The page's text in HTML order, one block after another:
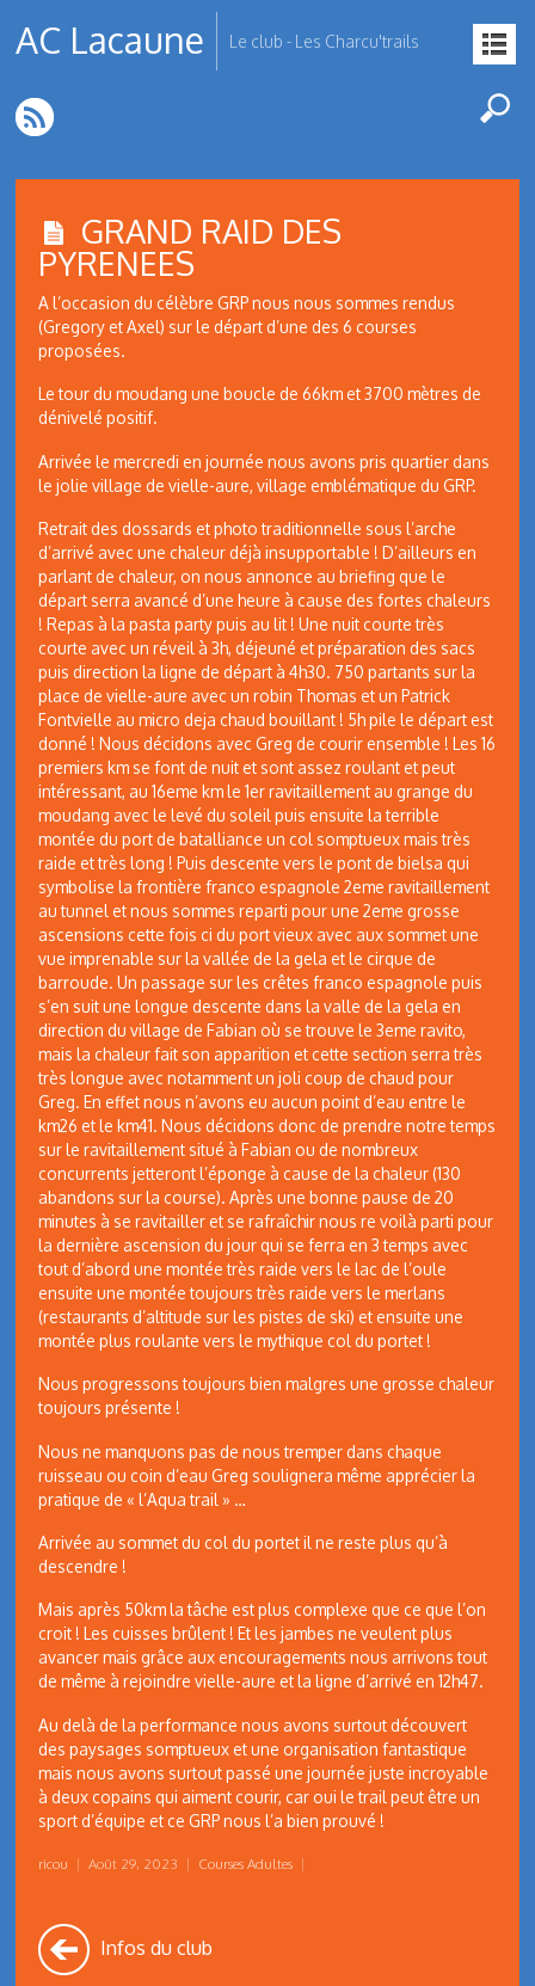
AC Lacaune Le club - Les Charcu'trails
GRAND RAID DES
PYRENEES
A l’occasion du célèbre GRP nous nous sommes rendus
(Gregory et Axel) sur le départ d’une des 6 courses
proposées.
Le tour du moudang une boucle de 66km et 3700 mètres de
dénivelé positif.
Arrivée le mercredi en journée nous avons pris quartier dans
le jolie village de vielle-aure, village emblématique du GRP.
Retrait des dossards et photo traditionnelle sous l’arche
d’arrivé avec une chaleur déjà insupportable ! D’ailleurs en
parlant de chaleur, on nous annonce au briefing que le
départ serra avancé d’une heure à cause des fortes chaleurs
! Repas à la pasta party puis au lit ! Une nuit courte très
courte avec un réveil à 3h, déjeuné et préparation des sacs
puis direction la ligne de départ à 4h30. 750 partants sur la
place de vielle-aure avec un robin Thomas et un Patrick
Fontvielle au micro deja chaud bouillant ! 5h pile le départ est
donné ! Nous décidons avec Greg de courir ensemble ! Les 16
premiers km se font de nuit et sont assez roulant et peut
intéressant, au 16eme km le 1er ravitaillement au grange du
moudang avec le levé du soleil puis ensuite la terrible
montée du port de batalliance un col somptueux mais très
raide et très long ! Puis descente vers le pont de bielsa qui
symbolise la frontière franco espagnole 2eme ravitaillement
au tunnel et nous sommes reparti pour une 2eme grosse
ascensions cette fois ci du port vieux avec aux sommet une
vue imprenable sur la vallée de la gela et le cirque de
barroude. Un passage sur les crêtes franco espagnole puis
s’en suit une longue descente dans la valle de la gela en
direction du village de Fabian où se trouve le 3eme ravito,
mais la chaleur fait son apparition et cette section serra très
très longue avec notamment un joli coup de chaud pour
Greg. En effet nous n’avons eu aucun point d’eau entre le
km26 et le km41. Nous décidons donc de prendre notre temps
sur le ravitaillement situé à Fabian ou de nombreux
concurrents jetteront l’éponge à cause de la chaleur (130
abandons sur la course). Après une bonne pause de 20
minutes à se ravitailler et se rafraîchir nous re voilà parti pour
la dernière ascension du jour qui se ferra en 3 temps avec
tout d’abord une montée très raide vers le lac de l’oule
ensuite une montée toujours très raide vers le merlans
(restaurants d’altitude sur les pistes de ski) et ensuite une
montée plus roulante vers le mythique col du portet !
Nous progressons toujours bien malgres une grosse chaleur
toujours présente !
Nous ne manquons pas de nous tremper dans chaque
ruisseau ou coin d’eau Greg soulignera même apprécier la
pratique de « l’Aqua trail » …
Arrivée au sommet du col du portet il ne reste plus qu’à
descendre !
Mais après 50km la tâche est plus complexe que ce que l’on
croit ! Les cuisses brûlent ! Et les jambes ne veulent plus
avancer mais grâce aux encouragements nous arrivons tout
de même à rejoindre vielle-aure et la ligne d’arrivé en 12h47.
Au delà de la performance nous avons surtout découvert
des paysages somptueux et une organisation fantastique
mais nous avons surtout passé une journée juste incroyable
à deux copains qui aiment courir, car oui le trail peut être un
sport d’équipe et ce GRP nous l’a bien prouvé !
ricou | Août 29, 2023 | Courses Adultes |
Infos du club